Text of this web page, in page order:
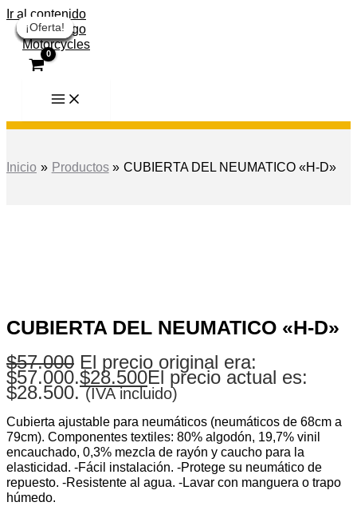
Ir al contenido
Inicio Productos CUBIERTA DEL NEUMATICO «H-D»
¡Oferta!
CUBIERTA DEL NEUMATICO «H-D»
$57.000 El precio original era:
$57.000.$28.500El precio actual es:
$28.500. (IVA incluido)
Cubierta ajustable para neumáticos (neumáticos de 68cm a
79cm). Componentes textiles: 80% algodón, 19,7% vinil
encauchado, 0,3% mezcla de rayón y caucho para la
elasticidad. -Fácil instalación. -Protege su neumático de
repuesto. -Resistente al agua. -Lavar con manguera o trapo
húmedo.
¡Oferta!
¡Oferta!
¡Oferta!
¡Oferta!
¡Oferta!
¡Oferta!
¡Oferta!
¡Oferta!